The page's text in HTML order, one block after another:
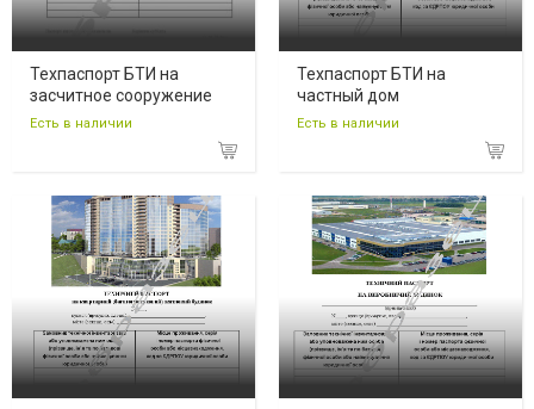
Техпаспорт БТИ на
засчитное сооружение
Есть в наличии
Техпаспорт БТИ на
частный дом
Есть в наличии